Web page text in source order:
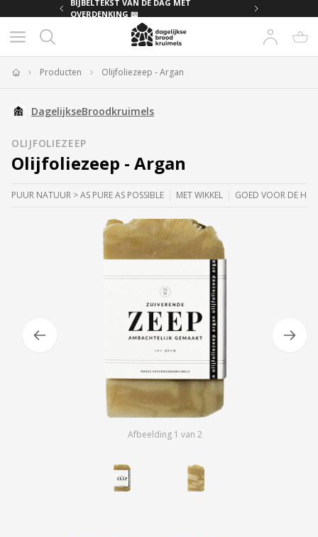
BIJBELTEKST VAN DE DAG MET
OVERDENKING 📖
Producten Olijfoliezeep - Argan
DagelijkseBroodkruimels
OLIJFOLIEZEEP
Olijfoliezeep - Argan
PUUR NATUUR > AS PURE AS POSSIBLE MET WIKKEL GOED VOOR DE
Afbeelding 1 van 2